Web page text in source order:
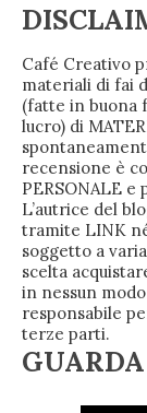
Café Creativo
materiali di fai
(fatte in buona
lucro) di
recensione è
PERSONALE e
L’autrice del
tramite LINK
soggetto a
scelta
in nessun
responsabile
terze parti.